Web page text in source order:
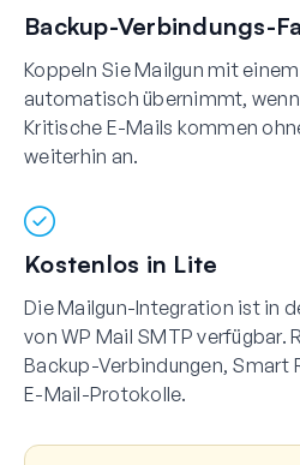
Backup-Verbindungs-
Koppeln Sie Mailgun mit
automatisch übernimmt,
Kritische E-Mails kommen
weiterhin an.
Kostenlos in Lite
Die Mailgun-Integration ist in
von WP Mail SMTP verfügbar.
Backup-Verbindungen, Smart
E-Mail-Protokolle.